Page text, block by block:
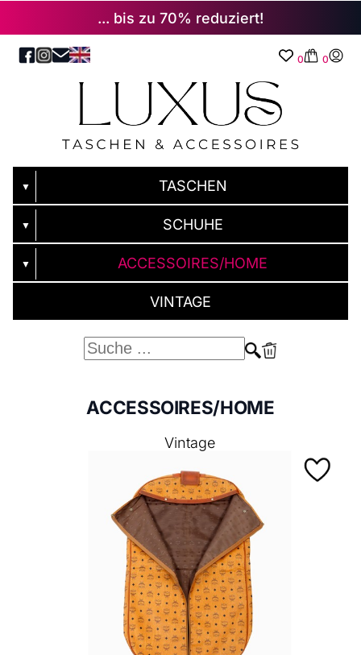
... bis zu 70% reduziert!
0 0
▼ TASCHEN
▼ SCHUHE
▼ ACCESSOIRES/HOME
VINTAGE
ACCESSOIRES/HOME
Vintage